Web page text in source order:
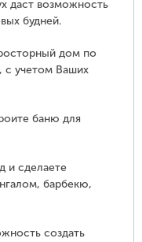
даст возможность
будней.
дом по
с учетом Ваших
баню для
и сделаете
барбекю,
создать